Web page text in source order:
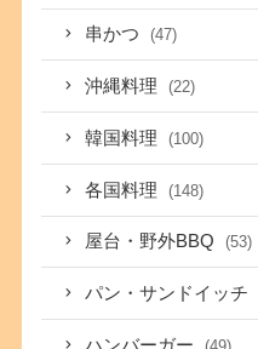
串かつ (47)
沖縄料理 (22)
韓国料理 (100)
各国料理 (148)
屋台・野外BBQ (53)
パン・サンドイッチ